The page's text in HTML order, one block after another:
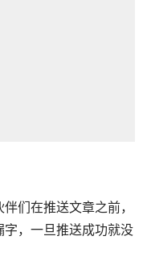
们在推送文章之前，
，一旦推送成功就没